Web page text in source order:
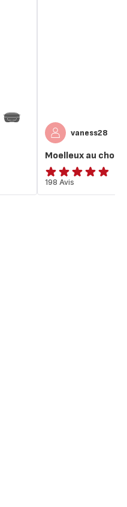
vaness28
Moelleux au
ratings.4.8
198 Avis